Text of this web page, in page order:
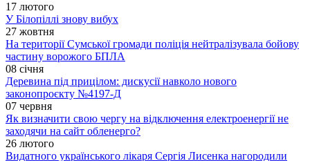
17 лютого
У Білопіллі знову вибух
27 жовтня
На території Сумської громади поліція нейтралізувала бойову
частину ворожого БПЛА
08 січня
Деревина під прицілом: дискусії навколо нового
законопроєкту №4197-Д
07 червня
Як визначити свою чергу на відключення електроенергії не
заходячи на сайт обленерго?
26 лютого
Видатного українського лікаря Сергія Лисенка нагородили